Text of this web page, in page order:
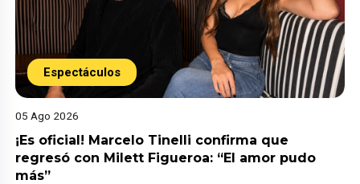
Espectáculos
05 Ago 2026
¡Es oficial! Marcelo Tinelli confirma que
regresó con Milett Figueroa: “El amor pudo
más”